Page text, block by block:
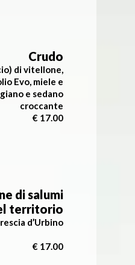
Crudo
di vitellone,
Evo, miele e
e sedano
croccante
€ 17.00
di salumi
territorio
d’Urbino
€ 17.00